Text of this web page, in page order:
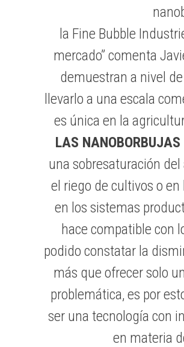
la Fine Bubble
mercado” comenta
demuestran a nivel
llevarlo a una escala
es única en la
LAS
una sobresaturación
el riego de cultivos o
en los sistemas
hace compatible con
podido constatar la
más que ofrecer solo
problemática, es por
ser una tecnología con
en materia